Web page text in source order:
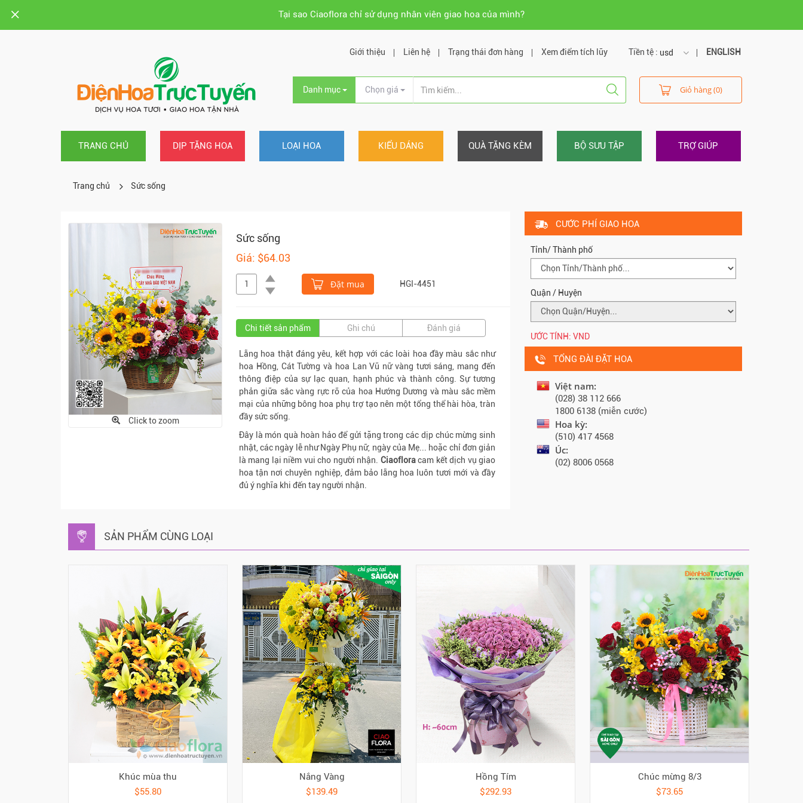
Tại sao Ciaoflora chỉ sử dụng nhân viên giao hoa của mình?
Tiền tệ : usd
usd
vnd
ENGLISH
Giới thiệu Liên hệ Trạng thái đơn hàng Xem điểm tích lũy
Danh mục Chọn giá Giỏ hàng (0)
TRANG CHỦ DỊP TẶNG HOA LOẠI HOA KIỂU DÁNG QUÀ TẶNG KÈM BỘ SƯU TẬP TRỢ GIÚP
Trang chủ Sức sống
Click to zoom
Sức sống
Giá: $64.03
Đặt mua HGI-4451
Chi tiết sản phẩm Ghi chú Đánh giá
Lẵng hoa thật đáng yêu, kết hợp với các loài hoa đầy màu sắc như
hoa Hồng, Cát Tường và hoa Lan Vũ nữ vàng tươi sáng, mang đến
thông điệp của sự lạc quan, hạnh phúc và thành công. Sự tương
phản giữa sắc vàng rực rỡ của hoa Hướng Dương và màu sắc mềm
mại của những bông hoa phụ trợ tạo nên một tổng thể hài hòa, tràn
đầy sức sống.
Đây là món quà hoàn hảo để gửi tặng trong các dịp chúc mừng sinh
nhật, các ngày lễ như Ngày Phụ nữ, ngày của Mẹ... hoặc chỉ đơn giản
là mang lại niềm vui cho người nhận. Ciaofloracam kết dịch vụ giao
hoa tận nơi chuyên nghiệp, đảm bảo lẵng hoa luôn tươi mới và đầy
đủ ý nghĩa khi đến tay người nhận.
CƯỚC PHÍ GIAO HOA
Tỉnh/ Thành phố
Quận / Huyện
ƯỚC TÍNH: VND
TỔNG ĐÀI ĐẶT HOA
Việt nam:
(028) 38 112 666
1800 6138 (miễn cước)
Hoa kỳ:
(510) 417 4568
Úc:
(02) 8006 0568
SẢN PHẨM CÙNG LOẠI
Khúc mùa thu
$55.80
Nắng Vàng
$139.49
Hồng Tím
$292.93
Chúc mừng 8/3
$73.65